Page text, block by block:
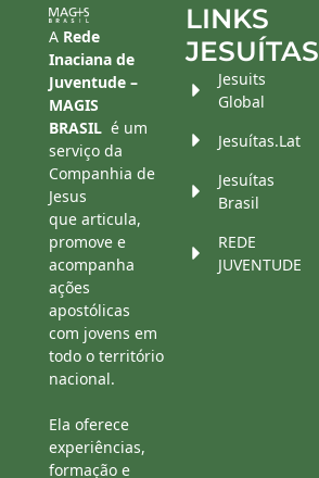
A Rede
Inaciana de
Juventude –
MAGIS
BRASIL é um
serviço da
Companhia de
Jesus
que articula,
promove e
acompanha
ações
apostólicas
com jovens em
todo o território
nacional.
Ela oferece
experiências,
formação e
LINKS
JESUÍTAS
Jesuits
Global
Jesuítas.Lat
Jesuítas
Brasil
REDE
JUVENTUDE